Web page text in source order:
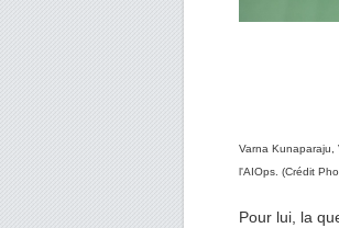
Varna Kunaparaju,
l'AIOps. (Crédit
Pour lui, la